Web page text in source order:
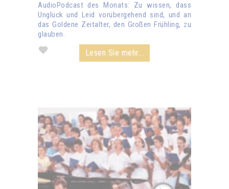
AudioPodcast des Monats: Zu wissen, dass
Unglück und Leid vorübergehend sind, und an
das Goldene Zeitalter, den Großen Frühling, zu
glauben.
Lesen Sie mehr...